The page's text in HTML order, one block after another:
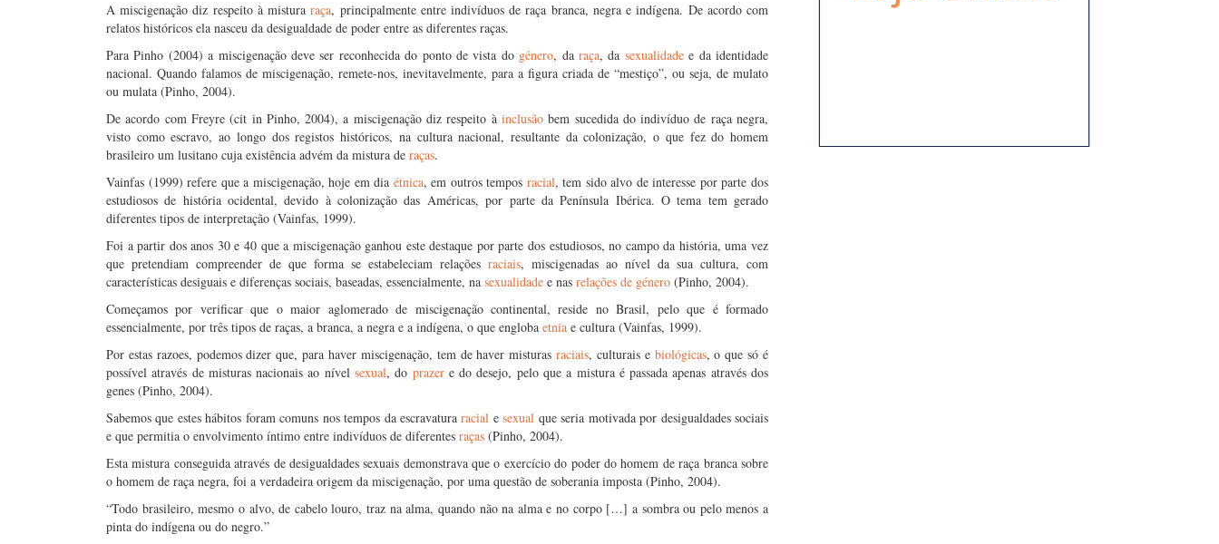
A miscigenação diz respeito à misturaraça, principalmente entre indivíduos de raça branca, negra e indígena. De acordo com
relatos históricos ela nasceu da desigualdade de poder entre as diferentes raças.
Para Pinho (2004) a miscigenação deve ser reconhecida do ponto de vista do género, daraça, da sexualidadee da identidade
nacional. Quando falamos de miscigenação, remete-nos, inevitavelmente, para a figura criada de “mestiço”, ou seja, de mulato
ou mulata (Pinho, 2004).
De acordo com Freyre (cit in Pinho, 2004), a miscigenação diz respeito à inclusãobem sucedida do indivíduo de raça negra,
visto como escravo, ao longo dos registos históricos, na cultura nacional, resultante da colonização, o que fez do homem
brasileiro um lusitano cuja existência advém da mistura de raças.
Vainfas (1999) refere que a miscigenação, hoje em dia étnica, em outros tempos racial, tem sido alvo de interesse por parte dos
estudiosos de história ocidental, devido à colonização das Américas, por parte da Península Ibérica. O tema tem gerado
diferentes tipos de interpretação (Vainfas, 1999).
Foi a partir dos anos 30 e 40 que a miscigenação ganhou este destaque por parte dos estudiosos, no campo da história, uma vez
que pretendiam compreender de que forma se estabeleciam relações raciais, miscigenadas ao nível da sua cultura, com
características desiguais e diferenças sociais, baseadas, essencialmente, na sexualidade e nas relações de género (Pinho, 2004).
Começamos por verificar que o maior aglomerado de miscigenação continental, reside no Brasil, pelo que é formado
essencialmente, por três tipos de raças, a branca, a negra e a indígena, o que engloba etnia e cultura (Vainfas, 1999).
Por estas razoes, podemos dizer que, para haver miscigenação, tem de haver misturasraciais, culturais e biológicas, o que só é
possível através de misturas nacionais ao nível sexual, do prazere do desejo, pelo que a mistura é passada apenas através dos
genes (Pinho, 2004).
Sabemos que estes hábitos foram comuns nos tempos da escravaturaracial esexual que seria motivada por desigualdades sociais
e que permitia o envolvimento íntimo entre indivíduos de diferentes raças (Pinho, 2004).
Esta mistura conseguida através de desigualdades sexuais demonstrava que o exercício do poder do homem de raça branca sobre
o homem de raça negra, foi a verdadeira origem da miscigenação, por uma questão de soberania imposta (Pinho, 2004).
“Todo brasileiro, mesmo o alvo, de cabelo louro, traz na alma, quando não na alma e no corpo […] a sombra ou pelo menos a
pinta do indígena ou do negro.”